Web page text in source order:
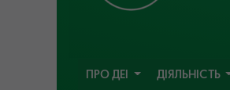
ПРО ДЕІ ДІЯЛЬНІСТЬ